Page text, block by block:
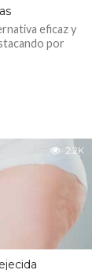
eficaz y
por
2.2K